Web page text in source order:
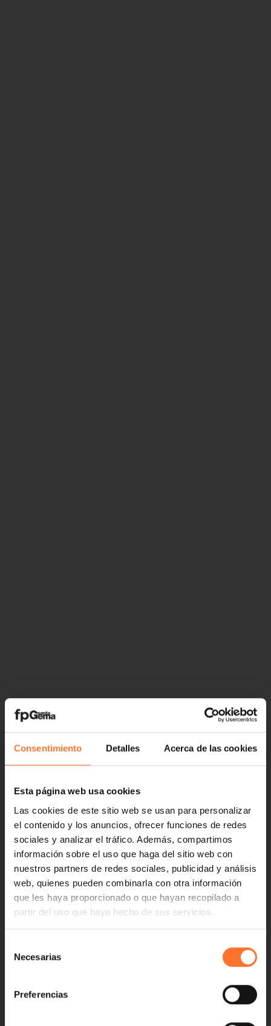
Consentimiento Detalles Acerca de las cookies
Esta página web usa cookies
Las cookies de este sitio web se usan para personalizar
el contenido y los anuncios, ofrecer funciones de redes
sociales y analizar el tráfico. Además, compartimos
información sobre el uso que haga del sitio web con
nuestros partners de redes sociales, publicidad y análisis
web, quienes pueden combinarla con otra información
que les haya proporcionado o que hayan recopilado a
partir del uso que haya hecho de sus servicios.
Necesarias
Preferencias